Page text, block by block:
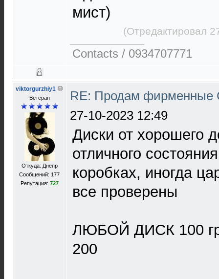
мист)
(Отредактировал
Contacts / 0934707771
viktorgurzhiy1
Ветеран
Откуда: Днепр
Сообщений: 177
Репутация: 727
RE: Продам фирменные
27-10-2023 12:49
Диски от хорошего
отличного
коробках, иногда
все проверены
ЛЮБОЙ ДИСК 100
200